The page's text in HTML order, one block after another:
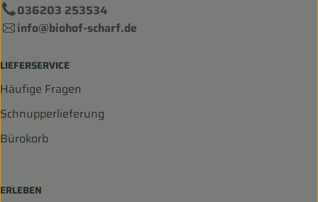
036203 253534
info@biohof-scharf.de
LIEFERSERVICE
Häufige Fragen
Schnupperlieferung
Bürokorb
ERLEBEN